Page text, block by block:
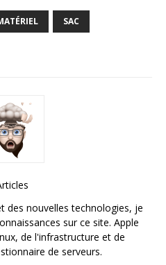
SAC
des nouvelles technologies, je
sur ce site. Apple
de l'infrastructure et de
de serveurs.